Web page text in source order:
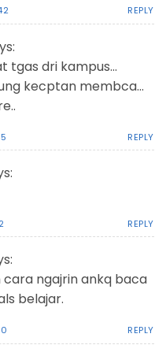
REPLY
tgas dri kampus…
kecptan membca…
REPLY
REPLY
cara ngajrin ankq baca
belajar.
REPLY